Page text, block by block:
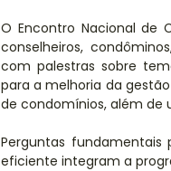
O Encontro Nacional de
conselheiros,
com palestras sobre
para a melhoria da
de condomínios, além de
Perguntas
eficiente integram a